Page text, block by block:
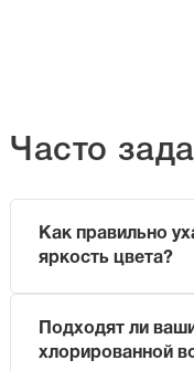
Часто
Как правильно
яркость цвета?
Подходят ли
хлорированной